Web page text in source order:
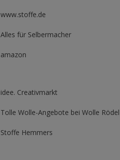
www.stoffe.de
Alles für Selbermacher
amazon
idee. Creativmarkt
Tolle Wolle-Angebote bei Wolle Rödel
Stoffe Hemmers